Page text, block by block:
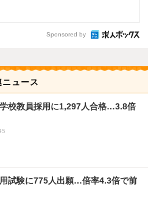
Sponsored by
ニュース
校教員採用に1,297人合格…3.8倍
試験に775人出願…倍率4.3倍で前